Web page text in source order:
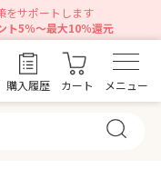
をサポートします
ト5％～最大10％還元
購入履歴 カート メニュー